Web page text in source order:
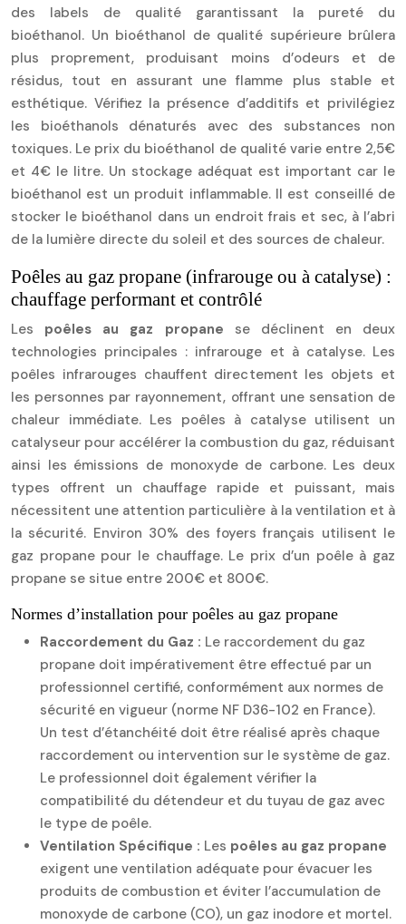
des labels de qualité garantissant la pureté du
bioéthanol. Un bioéthanol de qualité supérieure brûlera
plus proprement, produisant moins d’odeurs et de
résidus, tout en assurant une flamme plus stable et
esthétique. Vérifiez la présence d’additifs et privilégiez
les bioéthanols dénaturés avec des substances non
toxiques. Le prix du bioéthanol de qualité varie entre 2,5€
et 4€ le litre. Un stockage adéquat est important car le
bioéthanol est un produit inflammable. Il est conseillé de
stocker le bioéthanol dans un endroit frais et sec, à l’abri
de la lumière directe du soleil et des sources de chaleur.
Poêles au gaz propane (infrarouge ou à catalyse) :
chauffage performant et contrôlé
Les poêles au gaz propane se déclinent en deux
technologies principales : infrarouge et à catalyse. Les
poêles infrarouges chauffent directement les objets et
les personnes par rayonnement, offrant une sensation de
chaleur immédiate. Les poêles à catalyse utilisent un
catalyseur pour accélérer la combustion du gaz, réduisant
ainsi les émissions de monoxyde de carbone. Les deux
types offrent un chauffage rapide et puissant, mais
nécessitent une attention particulière à la ventilation et à
la sécurité. Environ 30% des foyers français utilisent le
gaz propane pour le chauffage. Le prix d’un poêle à gaz
propane se situe entre 200€ et 800€.
Normes d’installation pour poêles au gaz propane
Raccordement du Gaz : Le raccordement du gaz
propane doit impérativement être effectué par un
professionnel certifié, conformément aux normes de
sécurité en vigueur (norme NF D36-102 en France).
Un test d’étanchéité doit être réalisé après chaque
raccordement ou intervention sur le système de gaz.
Le professionnel doit également vérifier la
compatibilité du détendeur et du tuyau de gaz avec
le type de poêle.
Ventilation Spécifique : Les poêles au gaz propane
exigent une ventilation adéquate pour évacuer les
produits de combustion et éviter l’accumulation de
monoxyde de carbone (CO), un gaz inodore et mortel.